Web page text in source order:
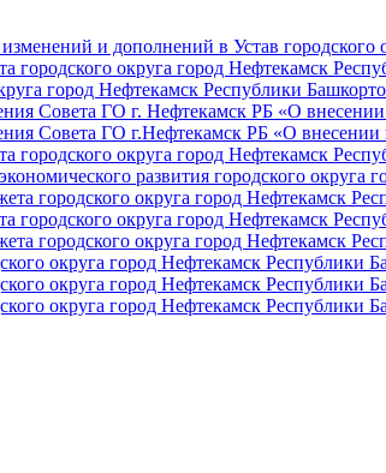
и дополнений в Устав городского
округа город Нефтекамск
город Нефтекамск Республики
Совета ГО г. Нефтекамск РБ «О
Совета ГО г.Нефтекамск РБ «О
округа город Нефтекамск
развития городского округа
городского округа город Нефтекамск
округа город Нефтекамск
городского округа город Нефтекамск
округа город Нефтекамск Республики
округа город Нефтекамск Республики
округа город Нефтекамск Республики